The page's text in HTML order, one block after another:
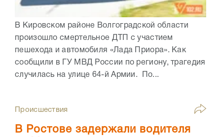
В Кировском районе Волгоградской области
произошло смертельное ДТП с участием
пешехода и автомобиля «Лада Приора». Как
сообщили в ГУ МВД России по региону, трагедия
случилась на улице 64-й Армии. По...
Происшествия
В Ростове задержали водителя